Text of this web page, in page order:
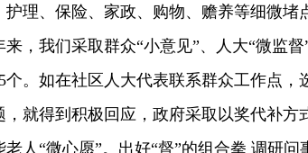
护理、保险、家政、购物、赡养等细微堵
来，我们采取群众“小意见”、人大“微监
个。如在社区人大代表联系群众工作点，
，就得到积极回应，政府采取以奖代补方
老人“微心愿”。出好“督”的组合拳 调研